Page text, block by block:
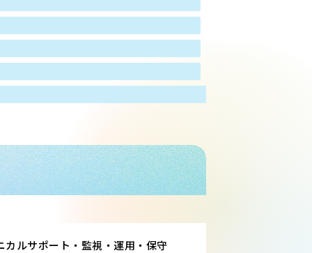
ルサポート・監視・運用・保守